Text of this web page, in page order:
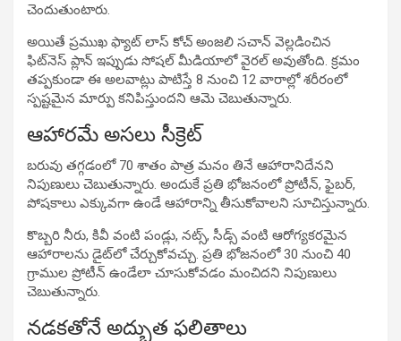
చెందుతుంటారు.
అయితే ప్రముఖ ఫ్యాట్ లాస్ కోచ్ అంజలి సచాన్ వెల్లడించిన
ఫిట్‌నెస్ ప్లాన్ ఇప్పుడు సోషల్ మీడియాలో వైరల్ అవుతోంది. క్రమం
తప్పకుండా ఈ అలవాట్లు పాటిస్తే 8 నుంచి 12 వారాల్లో శరీరంలో
స్పష్టమైన మార్పు కనిపిస్తుందని ఆమె చెబుతున్నారు.
ఆహారమే అసలు సీక్రెట్
బరువు తగ్గడంలో 70 శాతం పాత్ర మనం తినే ఆహారానిదేనని
నిపుణులు చెబుతున్నారు. అందుకే ప్రతి భోజనంలో ప్రోటీన్, ఫైబర్,
పోషకాలు ఎక్కువగా ఉండే ఆహారాన్ని తీసుకోవాలని సూచిస్తున్నారు.
కొబ్బరి నీరు, కివీ వంటి పండ్లు, నట్స్, సీడ్స్ వంటి ఆరోగ్యకరమైన
ఆహారాలను డైట్‌లో చేర్చుకోవచ్చు. ప్రతి భోజనంలో 30 నుంచి 40
గ్రాముల ప్రోటీన్ ఉండేలా చూసుకోవడం మంచిదని నిపుణులు
చెబుతున్నారు.
నడకతోనే అద్భుత ఫలితాలు